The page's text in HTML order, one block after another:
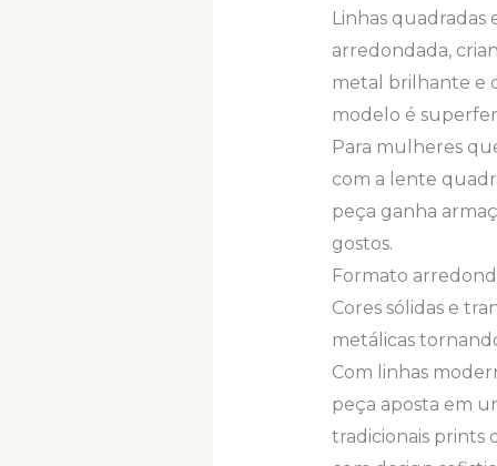
Linhas
arredondada,
metal brilhante e
modelo é
Para mulheres
com a lente
peça ganha
gostos.
Formato
Cores sólidas e
metálicas
Com linhas
peça aposta em
tradicionais prints